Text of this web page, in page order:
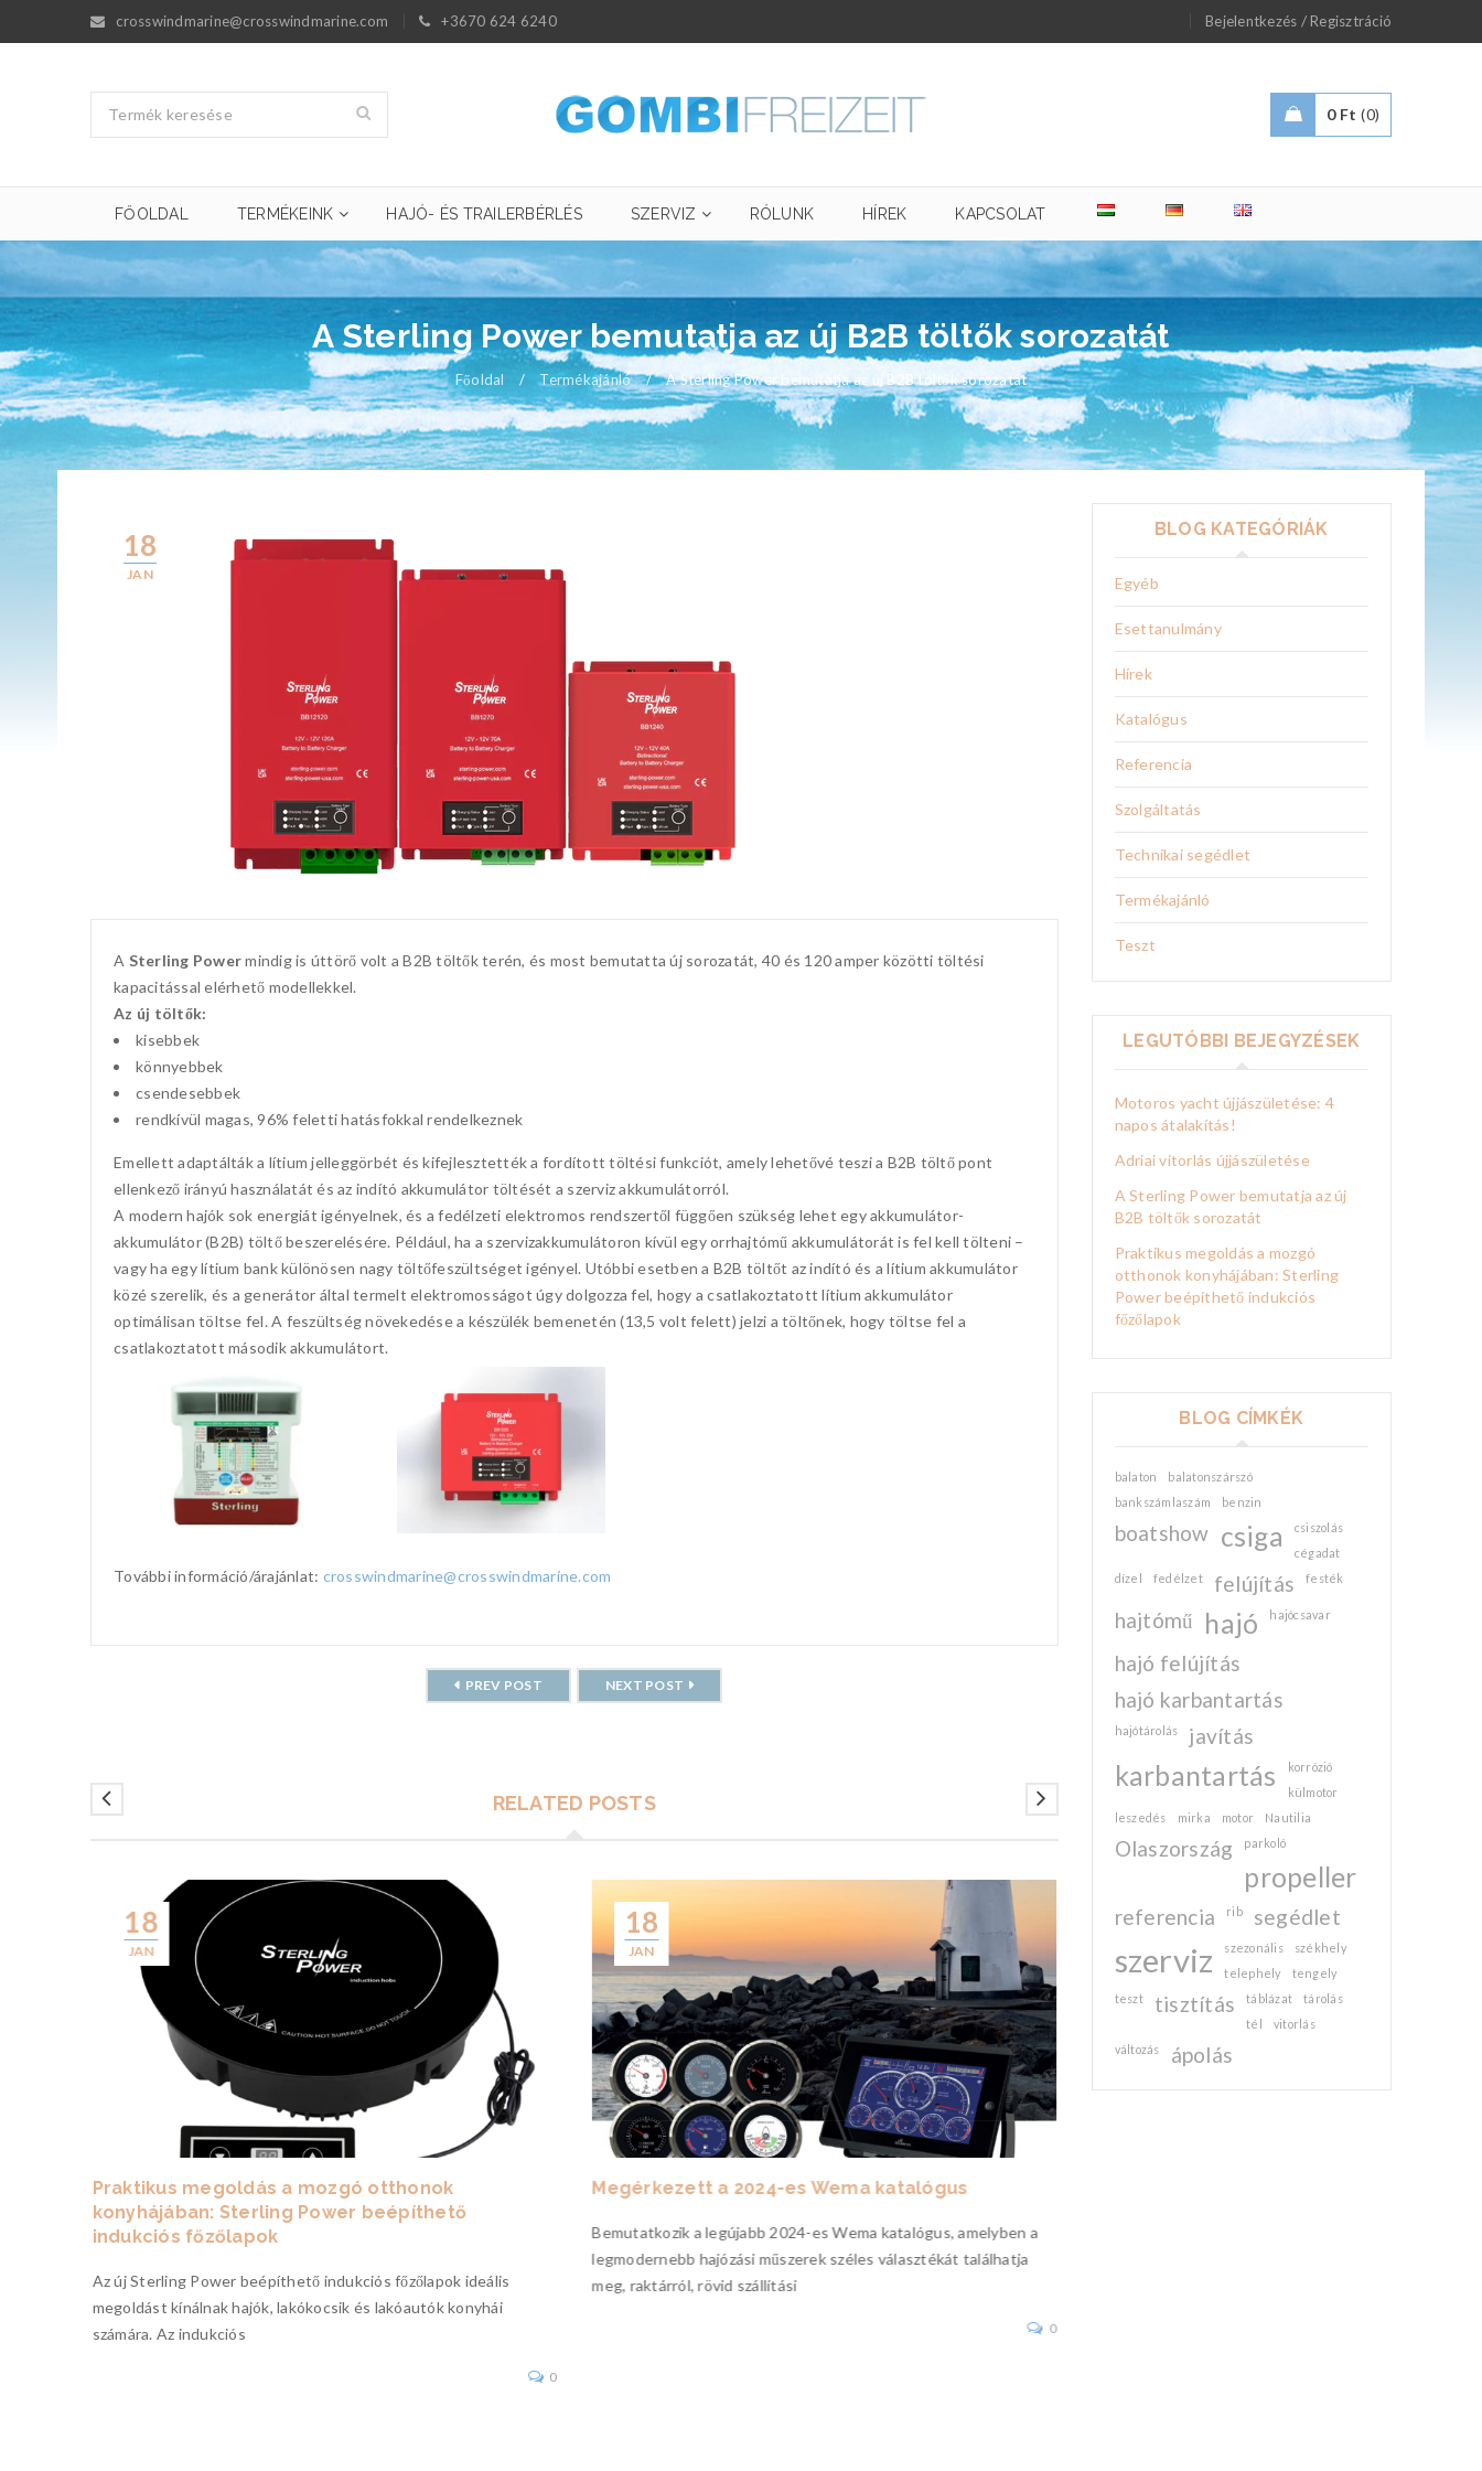
crosswindmarine@crosswindmarine.com +3670 624 6240 Bejelentkezés / Regisztráció
0 Ft 0
FŐOLDAL TERMÉKEINK HAJÓ- ÉS TRAILERBÉRLÉS SZERVIZ RÓLUNK HÍREK KAPCSOLAT
A Sterling Power bemutatja az új B2B töltők sorozatát
Főoldal / Termékajánló / A Sterling Power bemutatja az új B2B töltők sorozatát
18
JAN
A Sterling Powermindig is úttörő volt a B2B töltők terén, és most bemutatta új sorozatát, 40 és 120 amper közötti töltési
kapacitással elérhető modellekkel.
Az új töltők:
kisebbek
könnyebbek
csendesebbek
rendkívül magas, 96% feletti hatásfokkal rendelkeznek
Emellett adaptálták a lítium jelleggörbét és kifejlesztették a fordított töltési funkciót, amely lehetővé teszi a B2B töltő pont
ellenkező irányú használatát és az indító akkumulátor töltését a szerviz akkumulátorról.
A modern hajók sok energiát igényelnek, és a fedélzeti elektromos rendszertől függően szükség lehet egy akkumulátor-
akkumulátor (B2B) töltő beszerelésére. Például, ha a szervizakkumulátoron kívül egy orrhajtómű akkumulátorát is fel kell tölteni –
vagy ha egy lítium bank különösen nagy töltőfeszültséget igényel. Utóbbi esetben a B2B töltőt az indító és a lítium akkumulátor
közé szerelik, és a generátor által termelt elektromosságot úgy dolgozza fel, hogy a csatlakoztatott lítium akkumulátor
optimálisan töltse fel. A feszültség növekedése a készülék bemenetén (13,5 volt felett) jelzi a töltőnek, hogy töltse fel a
csatlakoztatott második akkumulátort.
További információ/árajánlat: crosswindmarine@crosswindmarine.com
PREV POST NEXT POST
RELATED POSTS
18
JAN
Praktikus megoldás a mozgó otthonok
konyhájában: Sterling Power beépíthető
indukciós főzőlapok
Az új Sterling Power beépíthető indukciós főzőlapok ideális
megoldást kínálnak hajók, lakókocsik és lakóautók konyhái
számára. Az indukciós
0
18
JAN
Megérkezett a 2024-es Wema katalógus
Bemutatkozik a legújabb 2024-es Wema katalógus, amelyben a
legmodernebb hajózási műszerek széles választékát találhatja
meg, raktárról, rövid szállítási
0
15
BLOG KATEGÓRIÁK
Egyéb
Esettanulmány
Hírek
Katalógus
Referencia
Szolgáltatás
Technikai segédlet
Termékajánló
Teszt
LEGUTÓBBI BEJEGYZÉSEK
Motoros yacht újjászületése: 4
napos átalakítás!
Adriai vitorlás újjászületése
A Sterling Power bemutatja az új
B2B töltők sorozatát
Praktikus megoldás a mozgó
otthonok konyhájában: Sterling
Power beépíthető indukciós
főzőlapok
BLOG CÍMKÉK
balaton
balatonszárszó
bankszámlaszám
benzin
boatshow csiga
csiszolás
cégadat
dízel
fedélzet felújítás festék
hajtómű hajó hajócsavar
hajó felújítás
hajó karbantartás
hajótárolás javítás
karbantartás
korrózió
külmotor
leszedés
mirka motor Nautilia
Olaszország parkoló
propeller
referencia rib segédlet
szerviz szezonális
székhely
telephely
tengely
teszt
tisztítás táblázat
tárolás
tél
vitorlás
változás
ápolás